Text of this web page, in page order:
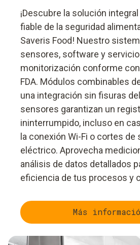
¡Descubre la solución
fiable de la seguridad
Saveris Food! Nuestro
sensores, software y servicio
monitorización conforme con
FDA. Módulos combinables
una integración sin fisuras
sensores garantizan un
ininterrumpido, incluso en
la conexión Wi-Fi o cortes
eléctrico. Aprovecha
análisis de datos detallados
eficiencia de tus procesos y
Más